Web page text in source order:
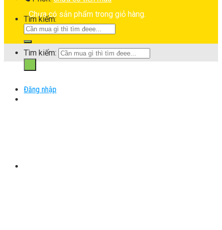
Chưa có sản phẩm trong giỏ hàng.
Tìm kiếm:
Đăng nhập
Tìm kiếm: